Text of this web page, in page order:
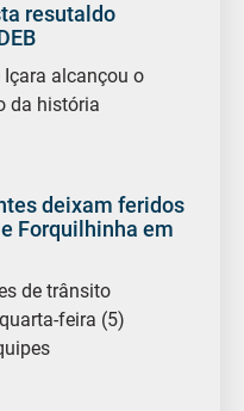
resutaldo
alcançou o
da história
deixam feridos
Forquilhinha em
de trânsito
feira (5)